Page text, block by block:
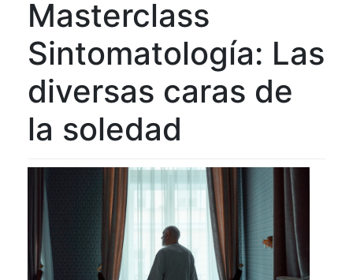
Masterclass
Sintomatología: Las
diversas caras de
la soledad